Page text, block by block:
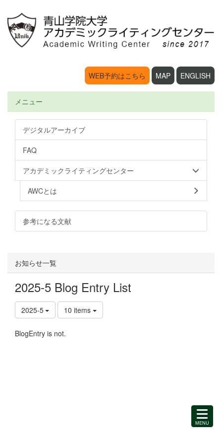
WEB予約はこちら MAP ENGLISH
MENU
を
お知らせ一覧
2025-5 Blog Entry List
2025-5 10 items
BlogEntry is not.
メニュー
デジタルアーカイブ
FAQ
アカデミックライティングセンター
AWCとは
参考になる文献